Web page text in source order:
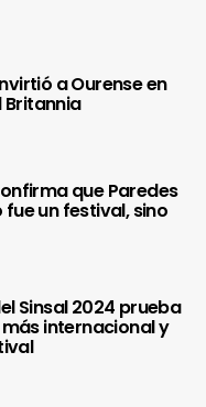
a Ourense en
Britannia
que Paredes
un festival, sino
Sinsal 2024 prueba
internacional y